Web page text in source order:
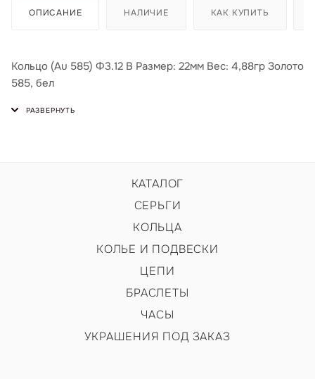
ОПИСАНИЕ НАЛИЧИЕ КАК КУПИТЬ
Кольцо (Au 585) Ф3.12 В Размер: 22мм Вес: 4,88гр Золото
585, бел
КАТАЛОГ
СЕРЬГИ
КОЛЬЦА
КОЛЬЕ И ПОДВЕСКИ
ЦЕПИ
БРАСЛЕТЫ
ЧАСЫ
УКРАШЕНИЯ ПОД ЗАКАЗ